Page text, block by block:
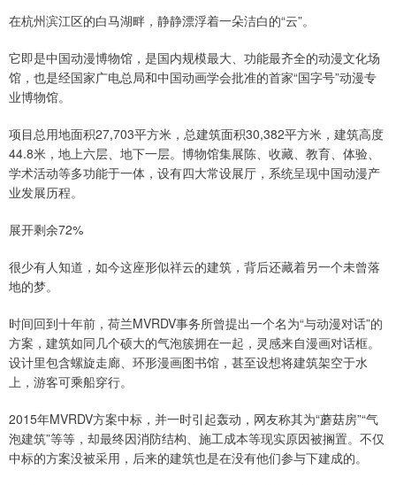
在杭州滨江区的白马湖畔，静静漂浮着一朵洁白的“云”。
它即是中国动漫博物馆，是国内规模最大、功能最齐全的动漫文化场
馆，也是经国家广电总局和中国动画学会批准的首家“国字号”动漫专
业博物馆。
项目总用地面积27,703平方米，总建筑面积30,382平方米，建筑高度
44.8米，地上六层、地下一层。博物馆集展陈、收藏、教育、体验、
学术活动等多功能于一体，设有四大常设展厅，系统呈现中国动漫产
业发展历程。
展开剩余72%
很少有人知道，如今这座形似祥云的建筑，背后还藏着另一个未曾落
地的梦。
时间回到十年前，荷兰MVRDV事务所曾提出一个名为“与动漫对话”的
方案，建筑如同几个硕大的气泡簇拥在一起，灵感来自漫画对话框。
设计里包含螺旋走廊、环形漫画图书馆，甚至设想将建筑架空于水
上，游客可乘船穿行。
2015年MVRDV方案中标，并一时引起轰动，网友称其为“蘑菇房”“气
泡建筑”等等，却最终因消防结构、施工成本等现实原因被搁置。不仅
中标的方案没被采用，后来的建筑也是在没有他们参与下建成的。